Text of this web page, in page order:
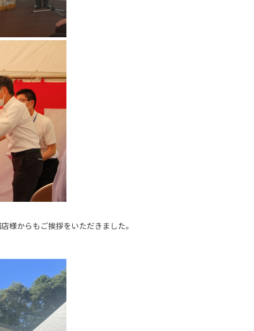
様からもご挨拶をいただきました。